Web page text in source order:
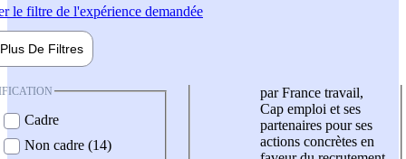
le filtre de l'expérience demandée
Plus De Filtres
Cadre
Non cadre (14)
par France travail,
Cap emploi et ses
partenaires pour ses
actions concrètes en